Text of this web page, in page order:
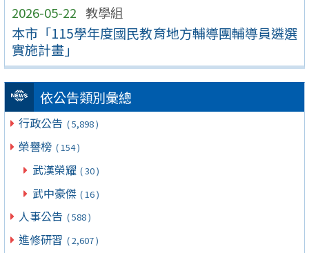
2026-05-22 教學組
本市「115學年度國民教育地方輔導團輔導員遴選
實施計畫」
依公告類別彙總
行政公告 ( 5,898 )
榮譽榜 ( 154 )
武漢榮耀 ( 30 )
武中豪傑 ( 16 )
人事公告 ( 588 )
進修研習 ( 2,607 )